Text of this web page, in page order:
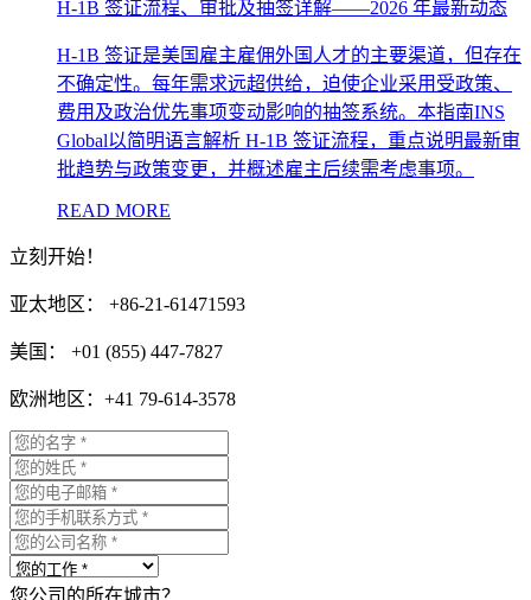
H-1B 签证流程、审批及抽签详解——2026 年最新动态
H-1B 签证是美国雇主雇佣外国人才的主要渠道，但存在
不确定性。每年需求远超供给，迫使企业采用受政策、
费用及政治优先事项变动影响的抽签系统。本指南INS
Global以简明语言解析 H-1B 签证流程，重点说明最新审
批趋势与政策变更，并概述雇主后续需考虑事项。
READ MORE
立刻开始！
亚太地区： +86-21-61471593
美国： +01 (855) 447-7827
欧洲地区：+41 79-614-3578
您公司的所在城市？